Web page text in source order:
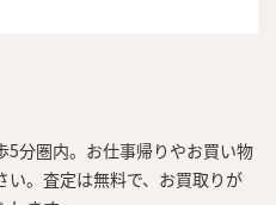
5分圏内。お仕事帰りやお買い物
い。査定は無料で、お買取りが